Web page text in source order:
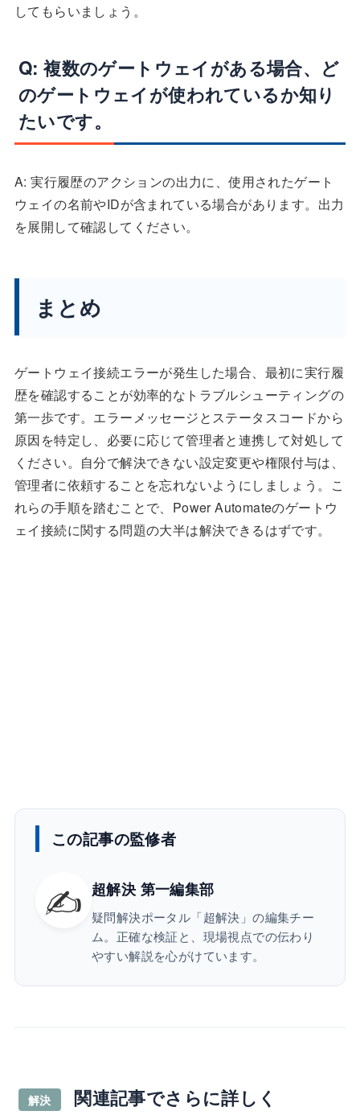
してもらいましょう。
Q: 複数のゲートウェイがある場合、ど
のゲートウェイが使われているか知り
たいです。
A: 実行履歴のアクションの出力に、使用されたゲート
ウェイの名前やIDが含まれている場合があります。出力
を展開して確認してください。
まとめ
ゲートウェイ接続エラーが発生した場合、最初に実行履
歴を確認することが効率的なトラブルシューティングの
第一歩です。エラーメッセージとステータスコードから
原因を特定し、必要に応じて管理者と連携して対処して
ください。自分で解決できない設定変更や権限付与は、
管理者に依頼することを忘れないようにしましょう。こ
れらの手順を踏むことで、Power Automateのゲートウ
ェイ接続に関する問題の大半は解決できるはずです。
この記事の監修者
✍️ 超解決 第一編集部
疑問解決ポータル「超解決」の編集チー
ム。正確な検証と、現場視点での伝わり
やすい解説を心がけています。
解決 関連記事でさらに詳しく